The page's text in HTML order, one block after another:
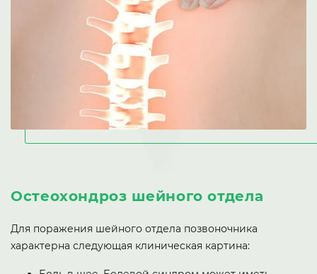
Остеохондроз шейного отдела
Для поражения шейного отдела позвоночника
характерна следующая клиническая картина: